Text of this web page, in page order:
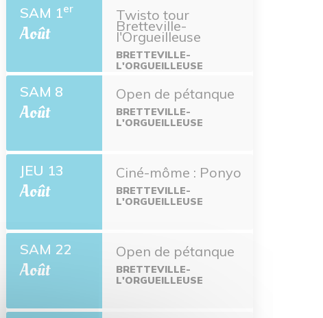
SAM 1er
Août
Twisto tour
Bretteville-
l'Orgueilleuse
BRETTEVILLE-
L'ORGUEILLEUSE
SAM 8
Août
Open de pétanque
BRETTEVILLE-
L'ORGUEILLEUSE
JEU 13
Août
Ciné-môme : Ponyo
BRETTEVILLE-
L'ORGUEILLEUSE
SAM 22
Août
Open de pétanque
BRETTEVILLE-
L'ORGUEILLEUSE